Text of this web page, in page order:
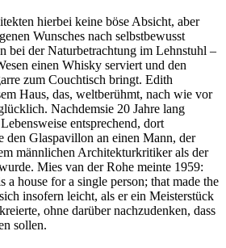
hierbei keine böse Absicht, aber
Wunsches nach selbstbewusst
bei der Naturbetrachtung im Lehnstuhl –
einen Whisky serviert und den
zum Couchtisch bringt. Edith
Haus, das, weltberühmt, nach wie vor
Nachdemsie 20 Jahre lang
entsprechend, dort
den Glaspavillon an einen Mann, der
männlichen Architekturkritiker als der
Mies van der Rohe meinte 1959:
a house for a single person; that made the
insofern leicht, als er ein Meisterstück
ohne darüber nachzudenken, dass
sollen.